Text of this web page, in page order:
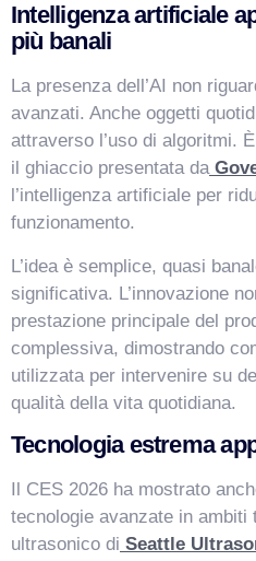
Intelligenza artificiale
più banali
La presenza dell’AI non
avanzati. Anche oggetti
attraverso l’uso di algoritmi.
il ghiaccio presentata da
l’intelligenza artificiale per
funzionamento.
L’idea è semplice, quasi
significativa. L’innovazione
prestazione principale del
complessiva, dimostrando
utilizzata per intervenire su
qualità della vita quotidiana.
Tecnologia estrema
Il CES 2026 ha mostrato
tecnologie avanzate in
ultrasonico di Seattle